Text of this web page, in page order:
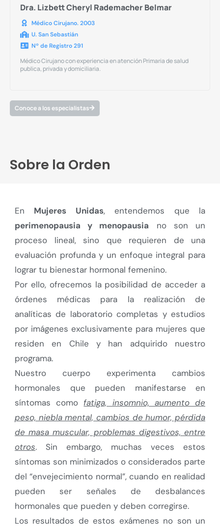
Dra. Lizbett Cheryl Rademacher Belmar
Médico Cirujano. 2003
U. San Sebastián
Nº de Registro 291
Médico Cirujano con experiencia en atención Primaria de salud
publica, privada y domiciliaria.
Conoce a los especialistas
Sobre la Orden
En Mujeres Unidas, entendemos que la
perimenopausia y menopausia no son un
proceso lineal, sino que requieren de una
evaluación profunda y un enfoque integral para
lograr tu bienestar hormonal femenino.
Por ello, ofrecemos la posibilidad de acceder a
órdenes médicas para la realización de
analíticas de laboratorio completas y estudios
por imágenes exclusivamente para mujeres que
residen en Chile y han adquirido nuestro
programa.
Nuestro cuerpo experimenta cambios
hormonales que pueden manifestarse en
síntomas como fatiga, insomnio, aumento de
peso, niebla mental, cambios de humor, pérdida
de masa muscular, problemas digestivos, entre
otros. Sin embargo, muchas veces estos
síntomas son minimizados o considerados parte
del “envejecimiento normal”, cuando en realidad
pueden ser señales de desbalances
hormonales que pueden y deben corregirse.
Los resultados de estos exámenes no son un